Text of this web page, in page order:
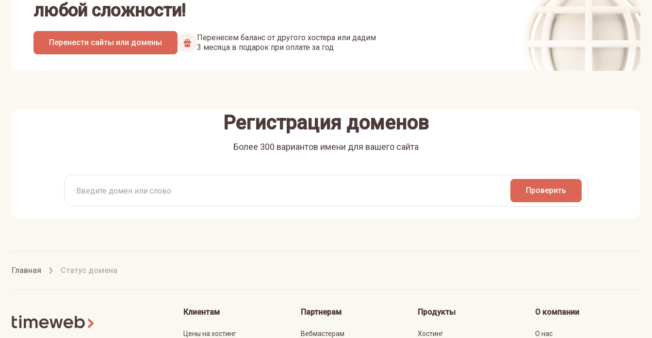
любой сложности!
Перенести сайты или домены
Перенесем баланс от другого хостера или дадим
3 месяца в подарок при оплате за год
Регистрация доменов
Более 300 вариантов имени для вашего сайта
Проверить
Главная Статус домена
Клиентам
Цены на хостинг
Партнерам
Вебмастерам
Продукты
Хостинг
О компании
О нас